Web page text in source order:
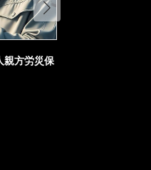
親方労災保